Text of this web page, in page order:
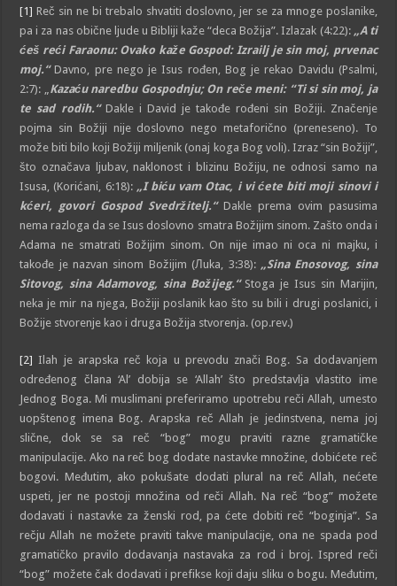
[1] Reč sin ne bi trebalo shvatiti doslovno, jer se za mnoge poslanike,
pa i za nas obične ljude u Bibliji kaže “deca Božija”. Izlazak (4:22): „A ti
ćeš reći Faraonu: Ovako kaže Gospod: Izrailj je sin moj, prvenac
moj. “Davno, pre nego je Isus rođen, Bog je rekao Davidu (Psalmi,
2:7): „Kazaću naredbu Gospodnju; On reče meni: “Ti si sin moj, ja
te sad rodih. “Dakle i David je takođe rođeni sin Božiji. Značenje
pojma sin Božiji nije doslovno nego metaforično (preneseno). To
može biti bilo koji Božiji miljenik (onaj koga Bog voli). Izraz “sin Božiji”,
što označava ljubav, naklonost i blizinu Božiju, ne odnosi samo na
Isusa, (Korićani, 6:18): „I biću vam Otac, i vi ćete biti moji sinovi i
kćeri, govori Gospod Svedržitelj. “Dakle prema ovim pasusima
nema razloga da se Isus doslovno smatra Božijim sinom. Zašto onda i
Adama ne smatrati Božijim sinom. On nije imao ni oca ni majku, i
takođe je nazvan sinom Božijim (Лuka, 3:38): „Sina Enosovog, sina
Sitovog, sina Adamovog, sina Božijeg. “ Stoga je Isus sin Marijin,
neka je mir na njega, Božiji poslanik kao što su bili i drugi poslanici, i
Božije stvorenje kao i druga Božija stvorenja. (op.rev.)
[2] Ilah je arapska reč koja u prevodu znači Bog. Sa dodavanjem
određenog člana ‘Al’ dobija se ‘Allah’ što predstavlja vlastito ime
Jednog Boga. Mi muslimani preferiramo upotrebu reči Allah, umesto
uopštenog imena Bog. Arapska reč Allah je jedinstvena, nema joj
slične, dok se sa reč “bog” mogu praviti razne gramatičke
manipulacije. Ako na reč bog dodate nastavke množine, dobićete reč
bogovi. Međutim, ako pokušate dodati plural na reč Allah, nećete
uspeti, jer ne postoji množina od reči Allah. Na reč “bog” možete
dodavati i nastavke za ženski rod, pa ćete dobiti reč “boginja”. Sa
rečju Allah ne možete praviti takve manipulacije, ona ne spada pod
gramatičko pravilo dodavanja nastavaka za rod i broj. Ispred reči
“bog” možete čak dodavati i prefikse koji daju sliku o bogu. Međutim,